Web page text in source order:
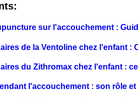
sur l'accouchement :
de la Ventoline chez l'enfant :
du Zithromax chez l'enfant :
l'accouchement : son rôle